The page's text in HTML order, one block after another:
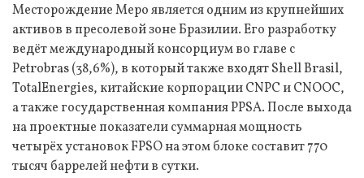
Месторождение Меро является одним из крупнейших
активов в пресолевой зоне Бразилии. Его разработку
ведёт международный консорциум во главе с
Petrobras (38,6%), в который также входят Shell Brasil,
TotalEnergies, китайские корпорации CNPC и CNOOC,
а также государственная компания PPSA. После выхода
на проектные показатели суммарная мощность
четырёх установок FPSO на этом блоке составит 770
тысяч баррелей нефти в сутки.